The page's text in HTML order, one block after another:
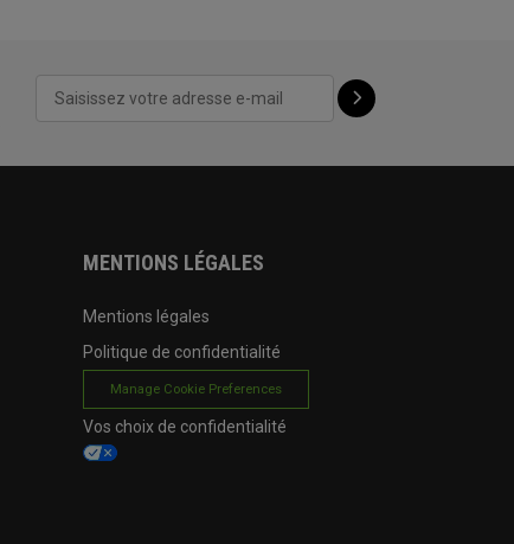
MENTIONS LÉGALES
Mentions légales
Politique de confidentialité
Manage Cookie Preferences
Vos choix de confidentialité